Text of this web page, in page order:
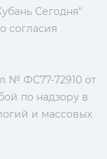
Сегодня"
согласия
№ ФС77-72910 от
по надзору в
и массовых